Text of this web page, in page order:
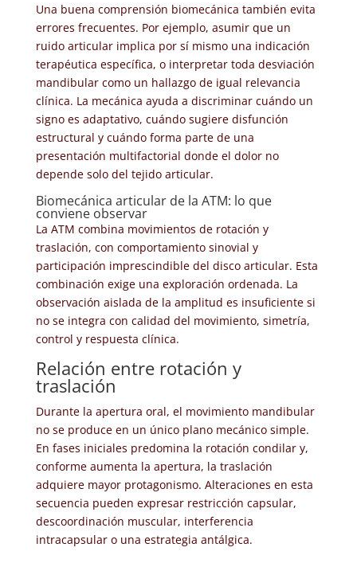
Una buena comprensión biomecánica también evita
errores frecuentes. Por ejemplo, asumir que un
ruido articular implica por sí mismo una indicación
terapéutica específica, o interpretar toda desviación
mandibular como un hallazgo de igual relevancia
clínica. La mecánica ayuda a discriminar cuándo un
signo es adaptativo, cuándo sugiere disfunción
estructural y cuándo forma parte de una
presentación multifactorial donde el dolor no
depende solo del tejido articular.
Biomecánica articular de la ATM: lo que
conviene observar
La ATM combina movimientos de rotación y
traslación, con comportamiento sinovial y
participación imprescindible del disco articular. Esta
combinación exige una exploración ordenada. La
observación aislada de la amplitud es insuficiente si
no se integra con calidad del movimiento, simetría,
control y respuesta clínica.
Relación entre rotación y
traslación
Durante la apertura oral, el movimiento mandibular
no se produce en un único plano mecánico simple.
En fases iniciales predomina la rotación condilar y,
conforme aumenta la apertura, la traslación
adquiere mayor protagonismo. Alteraciones en esta
secuencia pueden expresar restricción capsular,
descoordinación muscular, interferencia
intracapsular o una estrategia antálgica.